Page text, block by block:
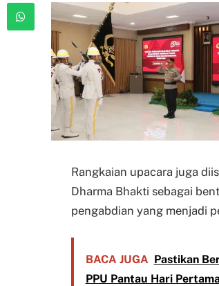
Rangkaian upacara juga
Dharma Bhakti sebagai
pengabdian yang menjadi
BACA JUGA Pastikan
PPU Pantau Hari